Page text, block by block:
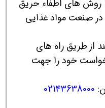
روش های اطفاء حریق
از طریق راه های
خود را جهت
02143638000